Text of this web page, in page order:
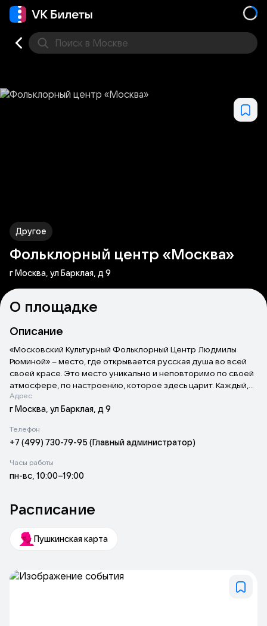
Поиск в Москве
Другое
Фольклорный центр «Москва»
г Москва, ул Барклая, д 9
О площадке
Описание
«Московский Культурный Фольклорный Центр Людмилы
Рюминой» – место, где открывается русская душа во всей
своей красе. Это место уникально и неповторимо по своей
атмосфере, по настроению, которое здесь царит. Каждый,
кто ценит, любит и хочет, как можно лучше узнать и понять
русскую культуру просто обязан здесь побывать. В центре
постановки, в которых задействованы самые разные
творческие коллективы столицы. Фольклорный центр имеет
вдохновения, репетиций и выступлений. И зрители, и сами
выступающие по достоинству оценят и большую сцену и
светом и звуком. Интересно то, что центр имеет свой
студийный комплекс, который идеально оборудован для
дорожек и целых выступлений. Два зала, Большой и Малый,
открыты для сотрудничества с творческими коллективами и
Адрес
г Москва, ул Барклая, д 9
Телефон
+7 (499) 730-79-95 (Главный администратор)
Часы работы
пн-вс, 10:00–19:00
Расписание
Пушкинская карта